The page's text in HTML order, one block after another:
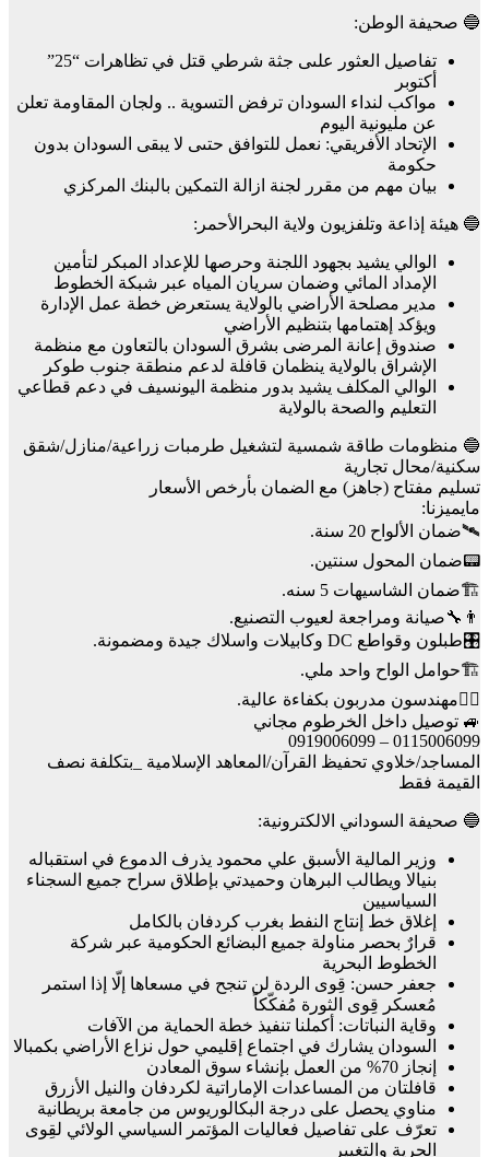
🔵 صحيفة الوطن:
تفاصيل العثور علىى جثة شرطي قتل في تظاهرات “25”
أكتوبر
مواكب لنداء السودان ترفض التسوية .. ولجان المقاومة تعلن
عن مليونية اليوم
الإتحاد الأفريقي: نعمل للتوافق حتىى لا يبقى السودان بدون
حكومة
بيان مهم من مقرر لجنة ازالة التمكين بالبنك المركزي
🔵 هيئة إذاعة وتلفزيون ولاية البحرالأحمر:
الوالي يشيد بجهود اللجنة وحرصها للإعداد المبكر لتأمين
الإمداد المائي وضمان سريان المياه عبر شبكة الخطوط
مدير مصلحة الأراضي بالولاية يستعرض خطة عمل الإدارة
ويؤكد إهتمامها بتنظيم الأراضي
صندوق إعانة المرضى بشرق السودان بالتعاون مع منظمة
الإشراق بالولاية ينظمان قافلة لدعم منطقة جنوب طوكر
الوالي المكلف يشيد بدور منظمة اليونسيف في دعم قطاعي
التعليم والصحة بالولاية
🔵 منظومات طاقة شمسية لتشغيل طرمبات زراعية/منازل/شقق
سكنية/محال تجارية
تسليم مفتاح (جاهز) مع الضمان بأرخص الأسعار
مايميزنا:
🛰️ضمان الألواح 20 سنة.
📟ضمان المحول سنتين.
🏗️ضمان الشاسيهات 5 سنه.
👨‍🔧صيانة ومراجعة لعيوب التصنيع.
🎛️طبلون وقواطع DC وكابيلات واسلاك جيدة ومضمونة.
🏗️حوامل الواح واحد ملي.
👷‍♂️مهندسون مدربون بكفاءة عالية.
🚙 توصيل داخل الخرطوم مجاني
0115006099 – 0919006099
المساجد/خلاوي تحفيظ القرآن/المعاهد الإسلامية _بتكلفة نصف
القيمة فقط
🔵 صحيفة السوداني الالكترونية:
وزير المالية الأسبق علي محمود يذرف الدموع في استقباله
بنيالا ويطالب البرهان وحميدتي بإطلاق سراح جميع السجناء
السياسيين
إغلاق خط إنتاج النفط بغرب كردفان بالكامل
قرارٌ بحصر مناولة جميع البضائع الحكومية عبر شركة
الخطوط البحرية
جعفر حسن: قِوى الردة لن تنجح في مسعاها إلّا إذا استمر
مُعسكر قِوى الثورة مُفكّكاً
وقاية النباتات: أكملنا تنفيذ خطة الحماية من الآفات
السودان يشارك في اجتماع إقليمي حول نزاع الأراضي بكمبالا
إنجاز 70% من العمل بإنشاء سوق المعادن
قافلتان من المساعدات الإماراتية لكردفان والنيل الأزرق
مناوي يحصل على درجة البكالوريوس من جامعة بريطانية
تعرّف على تفاصيل فعاليات المؤتمر السياسي الولائي لقِوى
الحرية والتغيير